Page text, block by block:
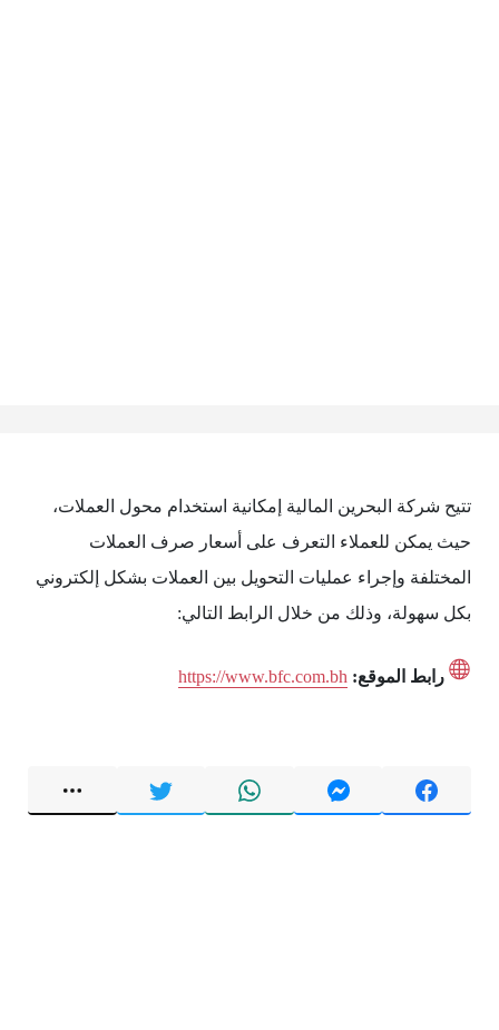
تتيح شركة البحرين المالية إمكانية استخدام محول العملات،
حيث يمكن للعملاء التعرف على أسعار صرف العملات
المختلفة وإجراء عمليات التحويل بين العملات بشكل إلكتروني
بكل سهولة، وذلك من خلال الرابط التالي:
رابط الموقع: https://www.bfc.com.bh